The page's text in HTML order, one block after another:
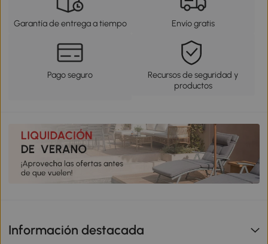
Garantía de entrega a tiempo Envío gratis
Pago seguro
Recursos de seguridad y
productos
Información destacada